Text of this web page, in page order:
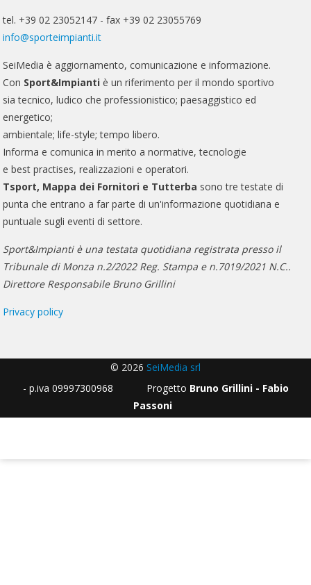
tel. +39 02 23052147 - fax +39 02 23055769
info@sporteimpianti.it
SeiMedia è aggiornamento, comunicazione e informazione.
Con Sport&Impianti è un riferimento per il mondo sportivo
sia tecnico, ludico che professionistico; paesaggistico ed
energetico;
ambientale; life-style; tempo libero.
Informa e comunica in merito a normative, tecnologie
e best practises, realizzazioni e operatori.
Tsport, Mappa dei Fornitori e Tutterba sono tre testate di
punta che entrano a far parte di un'informazione quotidiana e
puntuale sugli eventi di settore.
Sport&Impianti è una testata quotidiana registrata presso il
Tribunale di Monza n.2/2022 Reg. Stampa e n.7019/2021 N.C..
Direttore Responsabile Bruno Grillini
Privacy policy
© 2026 SeiMedia srl
- p.iva 09997300968 Progetto Bruno Grillini - Fabio
Passoni